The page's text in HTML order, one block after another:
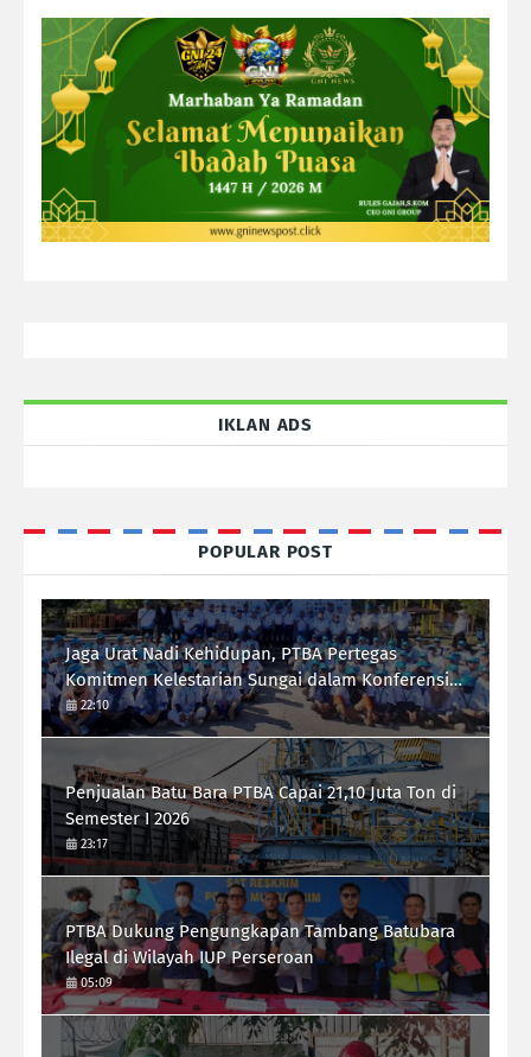
IKLAN ADS
POPULAR POST
Jaga Urat Nadi Kehidupan, PTBA Pertegas
Komitmen Kelestarian Sungai dalam Konferensi
Sungai Indonesia 2026
22:10
Penjualan Batu Bara PTBA Capai 21,10 Juta Ton di
Semester I 2026
23:17
PTBA Dukung Pengungkapan Tambang Batubara
Ilegal di Wilayah IUP Perseroan
05:09